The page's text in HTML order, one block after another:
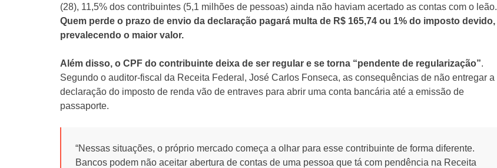
(28), 11,5% dos contribuintes (5,1 milhões de pessoas) ainda não haviam acertado as contas com o leão.
Quem perde o prazo de envio da declaração pagará multa de R$ 165,74 ou 1% do imposto devido,
prevalecendo o maior valor.
Além disso, o CPF do contribuinte deixa de ser regular e se torna “pendente de regularização”.
Segundo o auditor-fiscal da Receita Federal, José Carlos Fonseca, as consequências de não entregar a
declaração do imposto de renda vão de entraves para abrir uma conta bancária até a emissão de
passaporte.
“Nessas situações, o próprio mercado começa a olhar para esse contribuinte de forma diferente.
Bancos podem não aceitar abertura de contas de uma pessoa que tá com pendência na Receita